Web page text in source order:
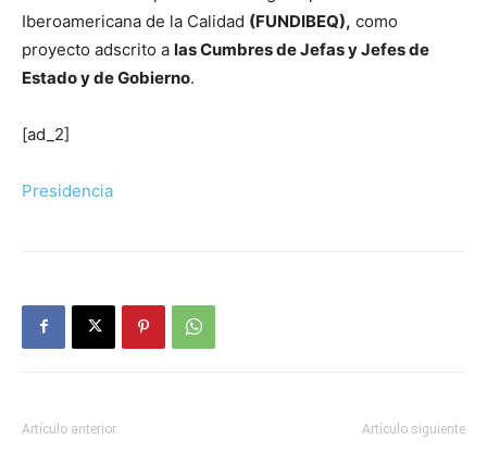
Iberoamericana de la Calidad (FUNDIBEQ), como
proyecto adscrito a las Cumbres de Jefas y Jefes de
Estado y de Gobierno.
[ad_2]
Presidencia
Artículo anterior Artículo siguiente